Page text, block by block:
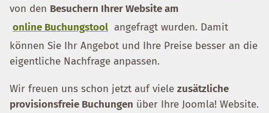
von den Besuchern Ihrer Website am
online Buchungstool angefragt wurden. Damit
können Sie Ihr Angebot und Ihre Preise besser an die
eigentliche Nachfrage anpassen.
Wir freuen uns schon jetzt auf viele zusätzliche
provisionsfreie Buchungen über Ihre Joomla! Website.